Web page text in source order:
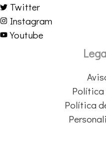
Twitter
Instagram
Youtube
Política
Política